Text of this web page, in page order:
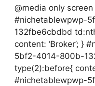
@media only
#nichetablewpwp-
132fbe6cbdbd
content: ‘Broker’; }
5bf2-4014-800b-
type(2):before{
#nichetablewpwp-